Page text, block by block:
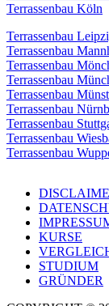
Terrassenbau Köln
Terrassenbau
Terrassenbau
Terrassenbau
Terrassenbau
Terrassenbau
Terrassenbau
Terrassenbau
Terrassenbau
Terrassenbau
KURSE
STUDIUM
GRÜNDER